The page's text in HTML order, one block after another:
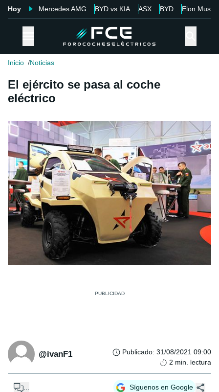
Hoy Mercedes AMG BYD vs KIA ASX BYD Elon Musk
Inicio Noticias
El ejército se pasa al coche
eléctrico
@ivanF1 Publicado: 31/08/2021 09:00
2 min. lectura
... Síguenos en Google